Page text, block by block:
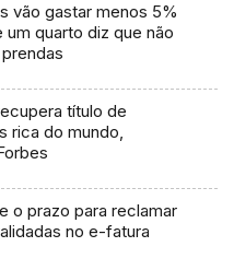
vão gastar menos 5%
um quarto diz que não
título de
rica do mundo,
o prazo para reclamar
no e-fatura